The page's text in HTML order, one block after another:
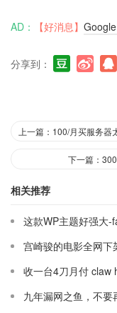
AD： 【好消息】
分享到：
下一篇：
相关推荐
这款WP主题好强大-
宫崎骏的电影全网下
收一台4刀月付 claw
九年漏网之鱼，不